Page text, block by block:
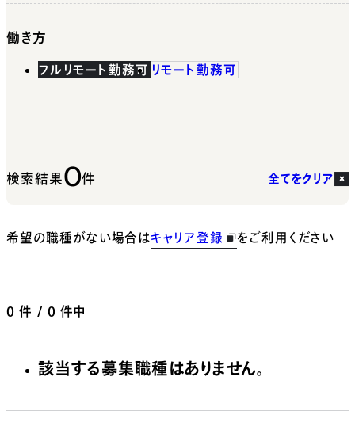
働き方
フルリモート勤務可 リモート勤務可
検索結果0件 全てをクリア
希望の職種がない場合はキャリア登録 をご利用ください
0 件 / 0 件中
該当する募集職種はありません。